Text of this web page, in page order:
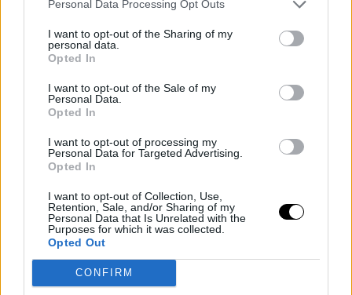
Personal Data Processing Opt Outs
I want to opt-out of the Sharing of my
personal data.
Opted In
I want to opt-out of the Sale of my
Personal Data.
Opted In
I want to opt-out of processing my
Personal Data for Targeted Advertising.
Opted In
I want to opt-out of Collection, Use,
Retention, Sale, and/or Sharing of my
Personal Data that Is Unrelated with the
Purposes for which it was collected.
Opted Out
CONFIRM
ΔΕΙΤΕ ΑΚΟΜΑ